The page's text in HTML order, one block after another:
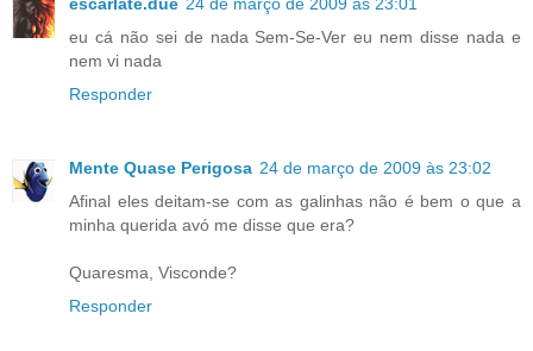
eu cá não sei de nada Sem-Se-Ver eu nem disse nada e
nem vi nada
Responder
Mente Quase Perigosa 24 de março de 2009 às 23:02
Afinal eles deitam-se com as galinhas não é bem o que a
minha querida avó me disse que era?
Quaresma, Visconde?
Responder